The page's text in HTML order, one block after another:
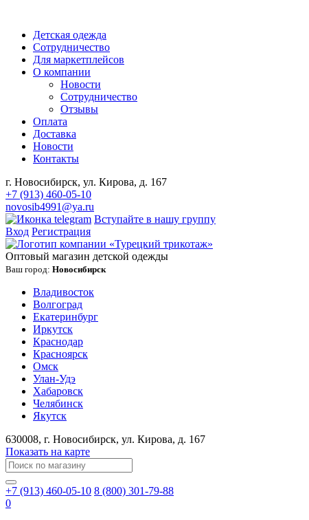
Детская одежда
Сотрудничество
Для маркетплейсов
О компании
Новости
Сотрудничество
Отзывы
Оплата
Доставка
Новости
Контакты
г. Новосибирск, ул. Кирова, д. 167
+7 (913) 460-05-10
novosib4991@ya.ru
Вступайте в нашу группу
Вход Регистрация
Оптовый магазин детской одежды
Ваш город: Новосибирск
Владивосток
Волгоград
Екатеринбург
Иркутск
Краснодар
Красноярск
Омск
Улан-Удэ
Хабаровск
Челябинск
Якутск
630008, г. Новосибирск, ул. Кирова, д. 167
Показать на карте
+7 (913) 460-05-10 8 (800) 301-79-88
0